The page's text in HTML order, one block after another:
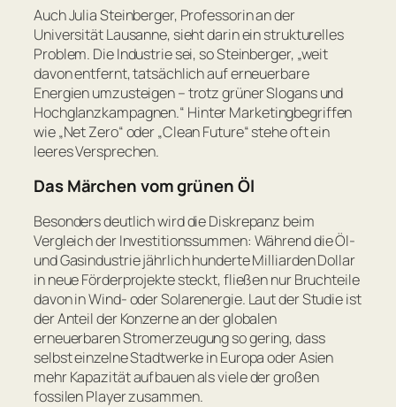
Auch Julia Steinberger, Professorin an der
Universität Lausanne, sieht darin ein strukturelles
Problem. Die Industrie sei, so Steinberger, „weit
davon entfernt, tatsächlich auf erneuerbare
Energien umzusteigen – trotz grüner Slogans und
Hochglanzkampagnen.“ Hinter Marketingbegriffen
wie „Net Zero“ oder „Clean Future“ stehe oft ein
leeres Versprechen.
Das Märchen vom grünen Öl
Besonders deutlich wird die Diskrepanz beim
Vergleich der Investitionssummen: Während die Öl-
und Gasindustrie jährlich hunderte Milliarden Dollar
in neue Förderprojekte steckt, fließen nur Bruchteile
davon in Wind- oder Solarenergie. Laut der Studie ist
der Anteil der Konzerne an der globalen
erneuerbaren Stromerzeugung so gering, dass
selbst einzelne Stadtwerke in Europa oder Asien
mehr Kapazität aufbauen als viele der großen
fossilen Player zusammen.